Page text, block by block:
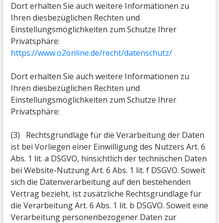
Dort erhalten Sie auch weitere Informationen zu
Ihren diesbezüglichen Rechten und
Einstellungsmöglichkeiten zum Schutze Ihrer
Privatsphäre:
https://www.o2online.de/recht/datenschutz/
Dort erhalten Sie auch weitere Informationen zu
Ihren diesbezüglichen Rechten und
Einstellungsmöglichkeiten zum Schutze Ihrer
Privatsphäre:
(3) Rechtsgrundlage für die Verarbeitung der Daten
ist bei Vorliegen einer Einwilligung des Nutzers Art. 6
Abs. 1 lit. a DSGVO, hinsichtlich der technischen Daten
bei Website-Nutzung Art. 6 Abs. 1 lit. f DSGVO. Soweit
sich die Datenverarbeitung auf den bestehenden
Vertrag bezieht, ist zusätzliche Rechtsgrundlage für
die Verarbeitung Art. 6 Abs. 1 lit. b DSGVO. Soweit eine
Verarbeitung personenbezogener Daten zur